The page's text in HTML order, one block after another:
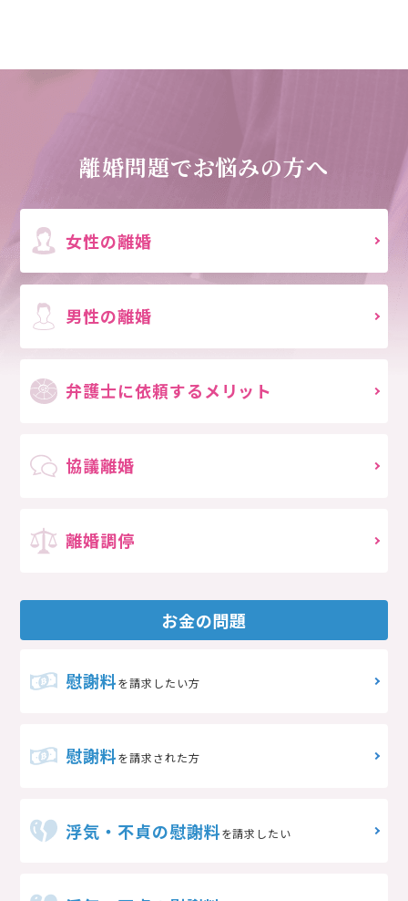
離婚問題でお悩みの方へ
女性の離婚
男性の離婚
弁護士に依頼するメリット
協議離婚
離婚調停
お金の問題
慰謝料を請求したい方
慰謝料を請求された方
浮気・不貞の慰謝料を請求したい